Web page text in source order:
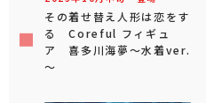
その着せ替え人形は恋をす
る Coreful フィギュ
ア 喜多川海夢～水着ver.
～